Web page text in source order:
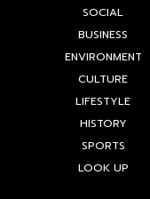
SOCIAL
BUSINESS
ENVIRONMENT
CULTURE
LIFESTYLE
HISTORY
SPORTS
LOOK UP